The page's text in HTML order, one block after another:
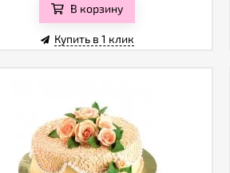
В корзину
Купить в 1 клик